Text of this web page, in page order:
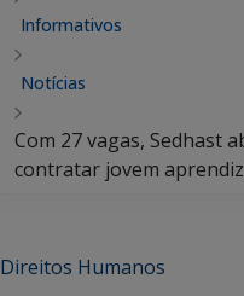
Informativos
Notícias
Com 27 vagas, Sedhast
contratar jovem aprendiz
Direitos Humanos